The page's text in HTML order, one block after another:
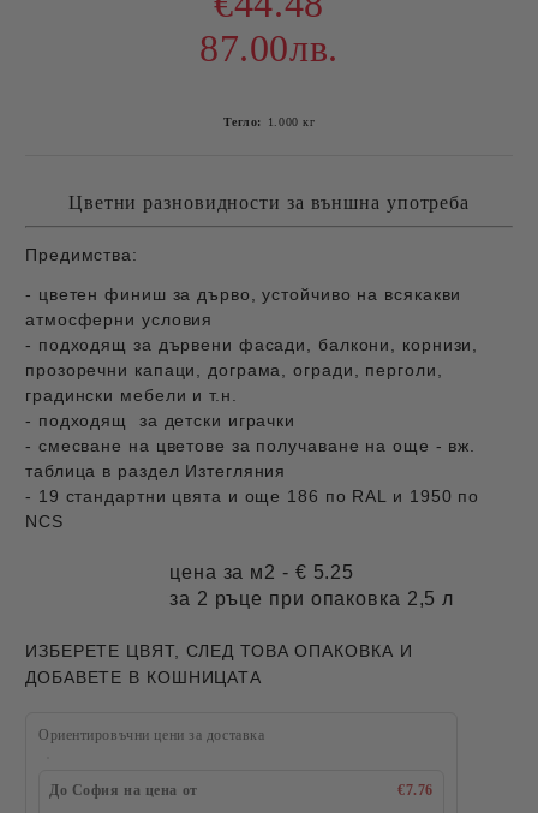
87.00лв.
Тегло: 1.000 кг
Цветни разновидности за външна употреба
Предимства:
- цветен финиш за дърво, устойчиво на всякакви
атмосферни условия
- подходящ за дървени фасади, балкони, корнизи,
прозоречни капаци, дограма, огради, перголи,
градински мебели и т.н.
- подходящ за детски играчки
- смесване на цветове за получаване на още - вж.
таблица в раздел Изтегляния
- 19 стандартни цвята и още 186 по RAL и 1950 по
NCS
цена за м2 - € 5.25
за 2 ръце при опаковка 2,5 л
ИЗБЕРЕТЕ ЦВЯТ, СЛЕД ТОВА ОПАКОВКА И
ДОБАВЕТЕ В КОШНИЦАТА
Ориентировъчни цени за доставка
До София на цена от €7.76